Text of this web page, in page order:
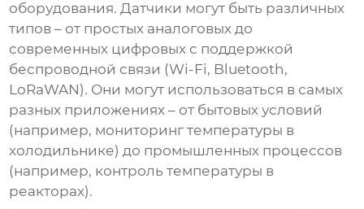
оборудования. Датчики могут быть различных
типов – от простых аналоговых до
современных цифровых с поддержкой
беспроводной связи (Wi-Fi, Bluetooth,
LoRaWAN). Они могут использоваться в самых
разных приложениях – от бытовых условий
(например, мониторинг температуры в
холодильнике) до промышленных процессов
(например, контроль температуры в
реакторах).